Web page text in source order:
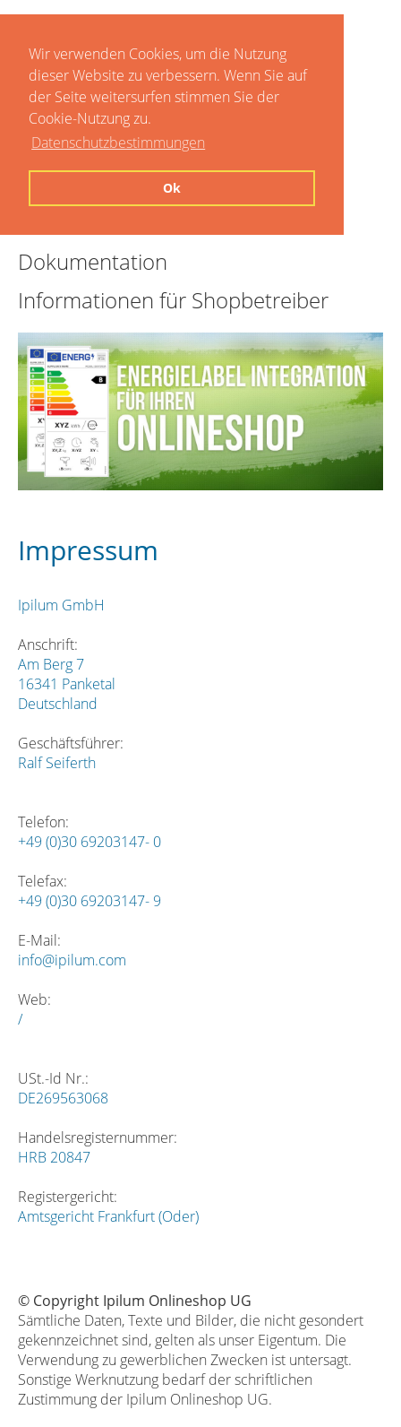
Wir verwenden Cookies, um die Nutzung
dieser Website zu verbessern. Wenn Sie auf
der Seite weitersurfen stimmen Sie der
Cookie-Nutzung zu.
Datenschutzbestimmungen
Ok
Dokumentation
Informationen für Shopbetreiber
Impressum
Ipilum GmbH
Anschrift:
Am Berg 7
16341 Panketal
Deutschland
Geschäftsführer:
Ralf Seiferth
Telefon:
+49 (0)30 69203147- 0
Telefax:
+49 (0)30 69203147- 9
E-Mail:
info@ipilum.com
Web:
/
USt.-Id Nr.:
DE269563068
Handelsregisternummer:
HRB 20847
Registergericht:
Amtsgericht Frankfurt (Oder)
© Copyright Ipilum Onlineshop UG
Sämtliche Daten, Texte und Bilder, die nicht gesondert
gekennzeichnet sind, gelten als unser Eigentum. Die
Verwendung zu gewerblichen Zwecken ist untersagt.
Sonstige Werknutzung bedarf der schriftlichen
Zustimmung der Ipilum Onlineshop UG.